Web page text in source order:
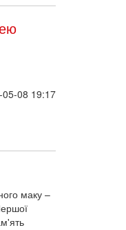
05-08 19:17
маку –